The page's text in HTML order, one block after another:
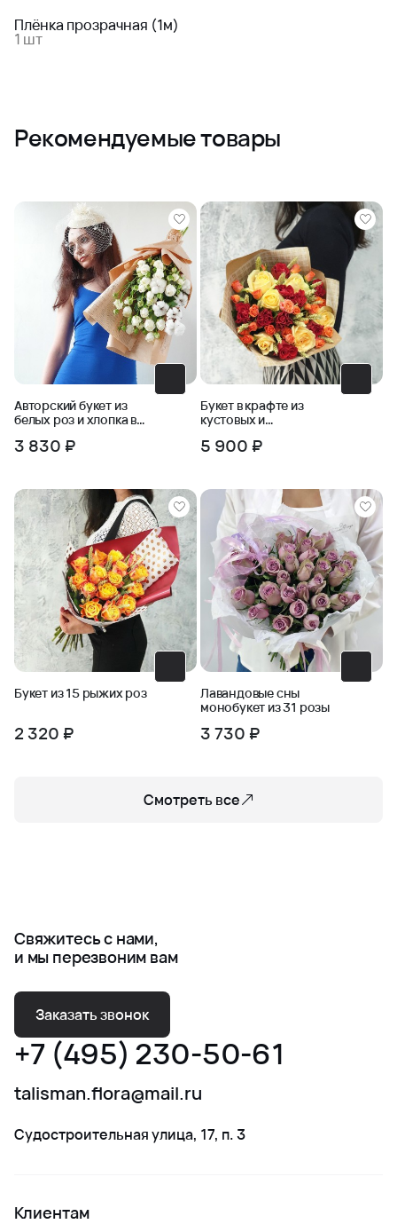
Плёнка прозрачная (1м)
1 шт
Рекомендуемые товары
Авторский букет из
белых роз и хлопка в
3 830 ₽
Букет в крафте из
кустовых и
пшеницей
5 900 ₽
Букет из 15 рыжих роз
2 320 ₽
Лавандовые сны
монобукет из 31 розы
3 730 ₽
Смотреть все
Свяжитесь с нами,
и мы перезвоним вам
Заказать звонок
+7 (495) 230-50-61
talisman.flora@mail.ru
Судостроительная улица, 17, п. 3
Клиентам